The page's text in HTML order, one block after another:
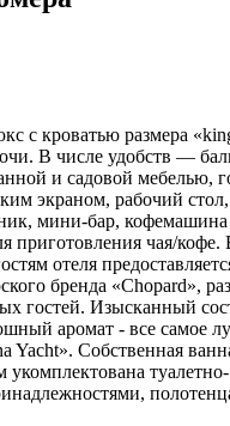
с кроватью размера
В числе удобств —
и садовой мебелью,
экраном, рабочий
мини-бар, кофемашина
приготовления чая/кофе.
отеля
бренда «Chopard»,
гостей. Изысканный
аромат - все самое
Yacht». Собственная
туалетно-